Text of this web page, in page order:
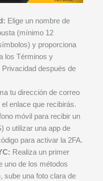
Elige un nombre de
(mínimo 12
y proporciona
los Términos y
después de
tu dirección de correo
enlace que recibirás.
móvil para recibir un
o utilizar una app de
para activar la 2FA.
Realiza un primer
uno de los métodos
sube una foto clara de